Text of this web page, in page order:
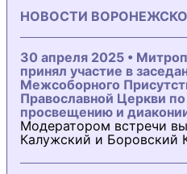
НОВОСТИ
30 апреля 2025 •
принял участие в
Межсоборного
Православной Церкви
просвещению и
Модератором встречи
Калужский и Боровский